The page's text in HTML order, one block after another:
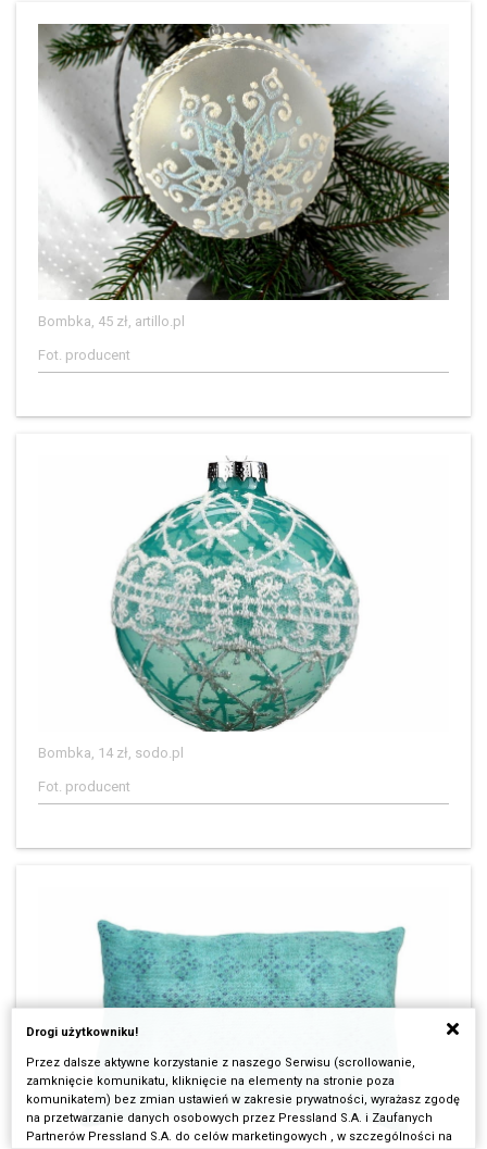
Bombka, 45 zł, artillo.pl
Fot. producent
Bombka, 14 zł, sodo.pl
Fot. producent
Drogi użytkowniku!
Przez dalsze aktywne korzystanie z naszego Serwisu (scrollowanie,
zamknięcie komunikatu, kliknięcie na elementy na stronie poza
komunikatem) bez zmian ustawień w zakresie prywatności, wyrażasz zgodę
na przetwarzanie danych osobowych przez Pressland S.A. i Zaufanych
Partnerów Pressland S.A. do celów marketingowych , w szczególności na